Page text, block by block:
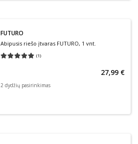
FUTURO
Abipusis riešo įtvaras FUTURO, 1 vnt.
(1)
Vidutinis įvertinimas 5.00
27,99 €
2 dydžių pasirinkimas